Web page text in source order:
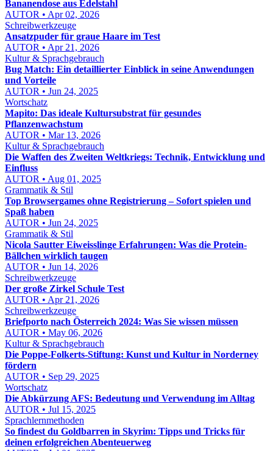
Bananendose aus Edelstahl
AUTOR • Apr 02, 2026
Schreibwerkzeuge
Ansatzpuder für graue Haare im Test
AUTOR • Apr 21, 2026
Kultur & Sprachgebrauch
Bug Match: Ein detaillierter Einblick in seine Anwendungen
und Vorteile
AUTOR • Jun 24, 2025
Wortschatz
Mapito: Das ideale Kultursubstrat für gesundes
Pflanzenwachstum
AUTOR • Mar 13, 2026
Kultur & Sprachgebrauch
Die Waffen des Zweiten Weltkriegs: Technik, Entwicklung und
Einfluss
AUTOR • Aug 01, 2025
Grammatik & Stil
Top Browsergames ohne Registrierung – Sofort spielen und
Spaß haben
AUTOR • Jun 24, 2025
Grammatik & Stil
Nicola Sautter Eiweisslinge Erfahrungen: Was die Protein-
Bällchen wirklich taugen
AUTOR • Jun 14, 2026
Schreibwerkzeuge
Der große Zirkel Schule Test
AUTOR • Apr 21, 2026
Schreibwerkzeuge
Briefporto nach Österreich 2024: Was Sie wissen müssen
AUTOR • May 06, 2026
Kultur & Sprachgebrauch
Die Poppe-Folkerts-Stiftung: Kunst und Kultur in Norderney
fördern
AUTOR • Sep 29, 2025
Wortschatz
Die Abkürzung AFS: Bedeutung und Verwendung im Alltag
AUTOR • Jul 15, 2025
Sprachlernmethoden
So findest du Goldbarren in Skyrim: Tipps und Tricks für
deinen erfolgreichen Abenteuerweg